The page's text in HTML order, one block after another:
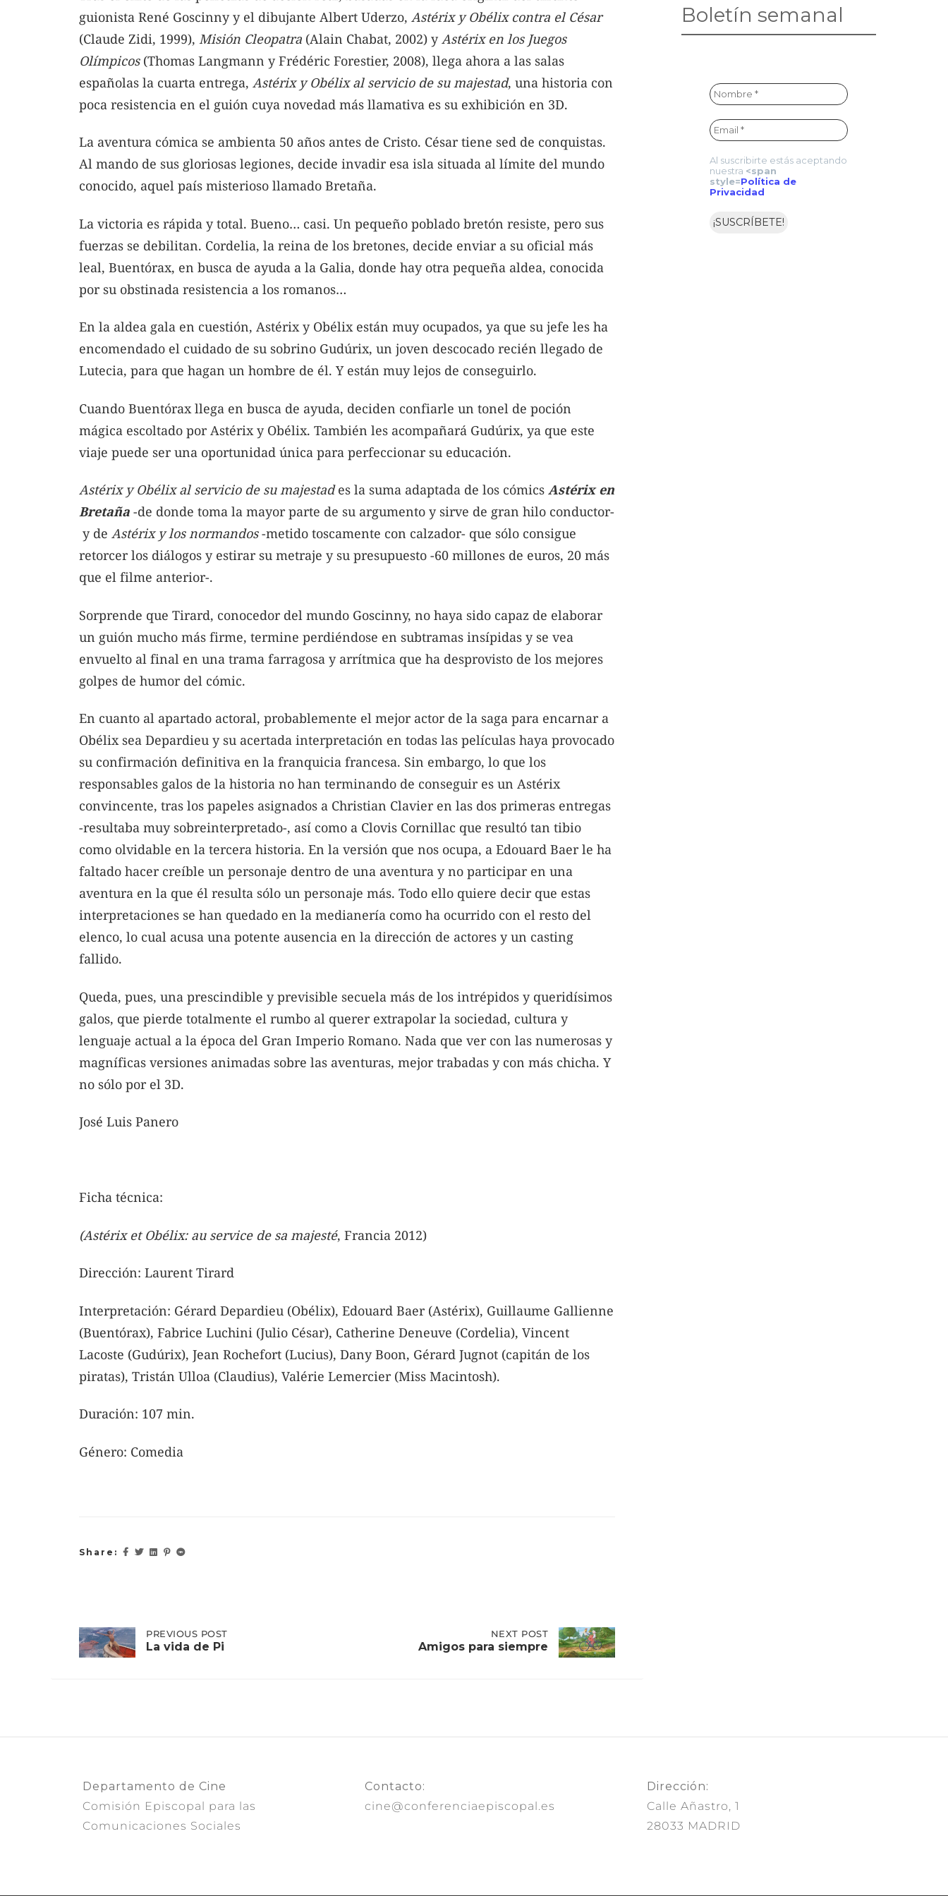
guionista René Goscinny y el dibujante Albert Uderzo, Astérix y Obélix contra el César
(Claude Zidi, 1999), Misión Cleopatra (Alain Chabat, 2002) y Astérix en los Juegos
Olímpicos(Thomas Langmann y Frédéric Forestier, 2008), llega ahora a las salas
españolas la cuarta entrega, Astérix y Obélix al servicio de su majestad, una historia con
poca resistencia en el guión cuya novedad más llamativa es su exhibición en 3D.
La aventura cómica se ambienta 50 años antes de Cristo. César tiene sed de conquistas.
Al mando de sus gloriosas legiones, decide invadir esa isla situada al límite del mundo
conocido, aquel país misterioso llamado Bretaña.
La victoria es rápida y total. Bueno… casi. Un pequeño poblado bretón resiste, pero sus
fuerzas se debilitan. Cordelia, la reina de los bretones, decide enviar a su oficial más
leal, Buentórax, en busca de ayuda a la Galia, donde hay otra pequeña aldea, conocida
por su obstinada resistencia a los romanos…
En la aldea gala en cuestión, Astérix y Obélix están muy ocupados, ya que su jefe les ha
encomendado el cuidado de su sobrino Gudúrix, un joven descocado recién llegado de
Lutecia, para que hagan un hombre de él. Y están muy lejos de conseguirlo.
Cuando Buentórax llega en busca de ayuda, deciden confiarle un tonel de poción
mágica escoltado por Astérix y Obélix. También les acompañará Gudúrix, ya que este
viaje puede ser una oportunidad única para perfeccionar su educación.
Astérix y Obélix al servicio de su majestades la suma adaptada de los cómics Astérix en
Bretaña -de donde toma la mayor parte de su argumento y sirve de gran hilo conductor-
y de Astérix y los normandos-metido toscamente con calzador- que sólo consigue
retorcer los diálogos y estirar su metraje y su presupuesto -60 millones de euros, 20 más
que el filme anterior-.
Sorprende que Tirard, conocedor del mundo Goscinny, no haya sido capaz de elaborar
un guión mucho más firme, termine perdiéndose en subtramas insípidas y se vea
envuelto al final en una trama farragosa y arrítmica que ha desprovisto de los mejores
golpes de humor del cómic.
En cuanto al apartado actoral, probablemente el mejor actor de la saga para encarnar a
Obélix sea Depardieu y su acertada interpretación en todas las películas haya provocado
su confirmación definitiva en la franquicia francesa. Sin embargo, lo que los
responsables galos de la historia no han terminando de conseguir es un Astérix
convincente, tras los papeles asignados a Christian Clavier en las dos primeras entregas
-resultaba muy sobreinterpretado-, así como a Clovis Cornillac que resultó tan tibio
como olvidable en la tercera historia. En la versión que nos ocupa, a Edouard Baer le ha
faltado hacer creíble un personaje dentro de una aventura y no participar en una
aventura en la que él resulta sólo un personaje más. Todo ello quiere decir que estas
interpretaciones se han quedado en la medianería como ha ocurrido con el resto del
elenco, lo cual acusa una potente ausencia en la dirección de actores y un casting
fallido.
Queda, pues, una prescindible y previsible secuela más de los intrépidos y queridísimos
galos, que pierde totalmente el rumbo al querer extrapolar la sociedad, cultura y
lenguaje actual a la época del Gran Imperio Romano. Nada que ver con las numerosas y
magníficas versiones animadas sobre las aventuras, mejor trabadas y con más chicha. Y
no sólo por el 3D.
José Luis Panero
Ficha técnica:
(Astérix et Obélix: au service de sa majesté, Francia 2012)
Dirección: Laurent Tirard
Interpretación: Gérard Depardieu (Obélix), Edouard Baer (Astérix), Guillaume Gallienne
(Buentórax), Fabrice Luchini (Julio César), Catherine Deneuve (Cordelia), Vincent
Lacoste (Gudúrix), Jean Rochefort (Lucius), Dany Boon, Gérard Jugnot (capitán de los
piratas), Tristán Ulloa (Claudius), Valérie Lemercier (Miss Macintosh).
Duración: 107 min.
Género: Comedia
Share:
Post
PREVIOUS
POST:
PREVIOUS POST
La vida de Pi
NEXT POST
Amigos para siempre
Boletín semanal
Al suscribirte estás aceptando
nuestra <span
style=Política de
Privacidad
Departamento de Cine
Comisión Episcopal para las
Comunicaciones Sociales
Contacto:
cine@conferenciaepiscopal.es
Dirección:
Calle Añastro, 1
28033 MADRID